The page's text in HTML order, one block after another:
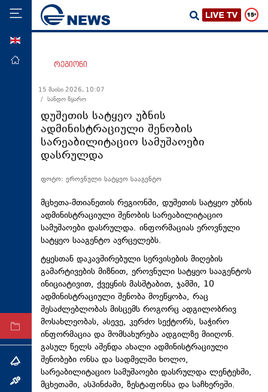
მთავარი
ეკონომიკა
მსოფლიო
ჯანდაცვა
საზოგადოება
სამართალი
თავდაცვა
რეგიონი
კულტურა
სპორტი
ტაბლოიდი
თემა
ინტერვიუ
რეგიონი
15 მაისი 2026, 10:07
/ სანდო წყარო
დუშეთის სატყეო უბნის
ადმინისტრაციული შენობის
სარეაბილიტაციო სამუშაოები
დასრულდა
ფოტო: ეროვნული სატყეო სააგენტო
მცხეთა-მთიანეთის რეგიონში, დუშეთის სატყეო უბნის
ადმინისტრაციული შენობის სარეაბილიტაციო
სამუშაოები დასრულდა. ინფორმაციას ეროვნული
სატყეო სააგენტო ავრცელებს.
ტყესთან დაკავშირებული სერვისების მიღების
გამარტივების მიზნით, ეროვნული სატყეო სააგენტოს
ინიციატივით, ქვეყნის მასშტაბით, ჯამში, 10
ადმინისტრაციული შენობა მოეწყობა, რაც
შესაძლებლობას მისცემს როგორც ადგილობრივ
მოსახლეობას, ასევე, კერძო სექტორს, საჭირო
ინფორმაცია და მომსახურება ადგილზე მიიღონ.
გასულ წელს აშენდა ახალი ადმინისტრაციული
შენობები ონსა და სადმელში ხოლო,
სარეაბილიტაციო სამუშაოები დასრულდა ლენტეხში,
მცხეთაში, ასპინძაში, ზესტაფონსა და საჩხერეში.